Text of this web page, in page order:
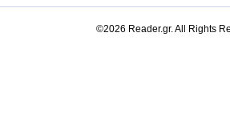
©2026 Reader.gr. All Rights